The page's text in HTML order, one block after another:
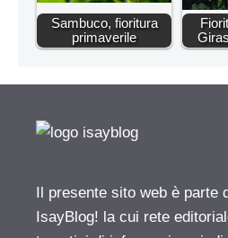
Sambuco, fioritura
primaverile
Il presente sito web è parte
IsayBlog! la cui rete